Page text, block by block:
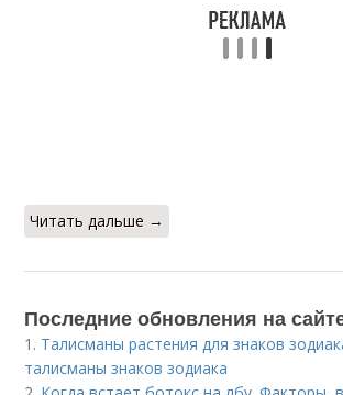
Читать дальше →
Последние обновления на
1. Талисманы растения для знаков
талисманы знаков зодиака